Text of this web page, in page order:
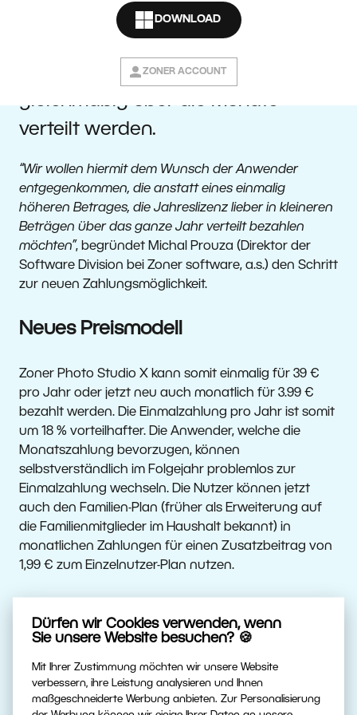
Dürfen wir Cookies verwenden, wenn
Sie unsere Website besuchen? 🍪
Mit Ihrer Zustimmung möchten wir unsere Website
verbessern, ihre Leistung analysieren und Ihnen
maßgeschneiderte Werbung anbieten. Zur Personalisierung
DOWNLOAD
ZONER ACCOUNT
eine neue Zahlungsmöglichkeit an.
Die Bezahlung des Jahresbeitrags
für die Jahreslizenz kann jetzt
gleichmäßig über die Monate
verteilt werden.
“Wir wollen hiermit dem Wunsch der Anwender
entgegenkommen, die anstatt eines einmalig
höheren Betrages, die Jahreslizenz lieber in kleineren
Beträgen über das ganze Jahr verteilt bezahlen
möchten” , begründet Michal Prouza (Direktor der
Software Division bei Zoner software, a.s.) den Schritt
zur neuen Zahlungsmöglichkeit.
Neues Preismodell
Zoner Photo Studio X kann somit einmalig für 39 €
pro Jahr oder jetzt neu auch monatlich für 3.99 €
bezahlt werden. Die Einmalzahlung pro Jahr ist somit
um 18 % vorteilhafter. Die Anwender, welche die
Monatszahlung bevorzugen, können
selbstverständlich im Folgejahr problemlos zur
Einmalzahlung wechseln. Die Nutzer können jetzt
auch den Familien-Plan (früher als Erweiterung auf
die Familienmitglieder im Haushalt bekannt) in
monatlichen Zahlungen für einen Zusatzbeitrag von
1,99 € zum Einzelnutzer-Plan nutzen.
Monatszahlung
Jahr)
Einmalzahlung
ZPS X -